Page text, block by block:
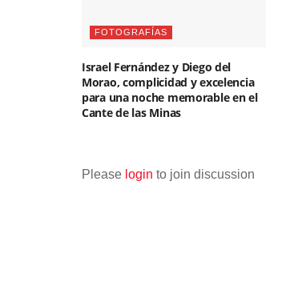
FOTOGRAFÍAS
Israel Fernández y Diego del
Morao, complicidad y excelencia
para una noche memorable en el
Cante de las Minas
Please login to join discussion